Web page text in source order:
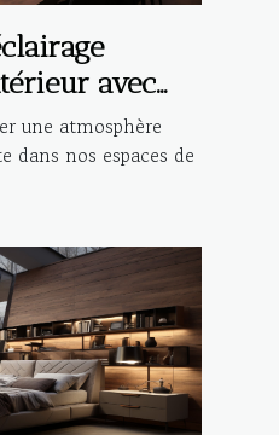
avec
design
une atmosphère
nos espaces de